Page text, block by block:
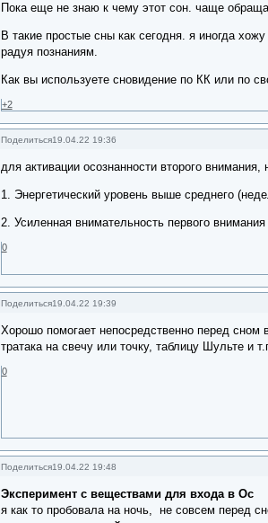
Пока еще не знаю к чему этот сон. чаще
В такие простые сны как сегодня. я иногда
радуя познаниям.
Как вы используете сновидение по КК или по
+2
Поделиться19.04.22 19:36
для активации осознанности второго
1. Энергетический уровень выше среднего
2. Усиленная внимательность первого внимания
0
Поделиться19.04.22 19:39
Хорошо помогает непосредственно перед сном
тратака на свечу или точку, таблицу Шульте и
0
Поделиться19.04.22 19:48
Эксперимент с веществами для входа в Ос
я как то пробовала на ночь, не совсем перед